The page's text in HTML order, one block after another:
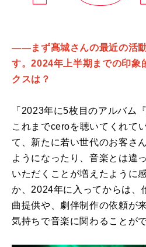
――まず髙城さんの最近の活
す。2024年上半期までの印象
クスは？
「2023年に5枚目のアルバム
これまでceroを聴いてくれて
て、新たに若い世代のお客さ
ようになったり、音楽とは違
いただくことが増えたように
か、2024年に入ってからは、
曲提供や、劇伴制作の依頼が
気持ちで音楽に関わることが